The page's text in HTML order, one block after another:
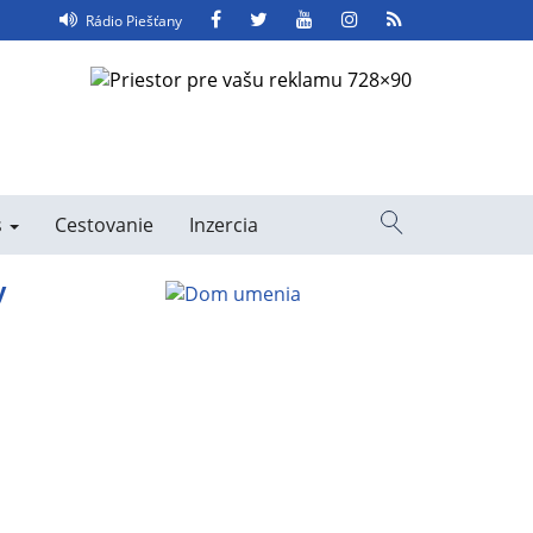
Rádio Piešťany FacebookTwitter YouTube Instagram
Feed
Cestovanie Inzercia
Vyhľadávanie